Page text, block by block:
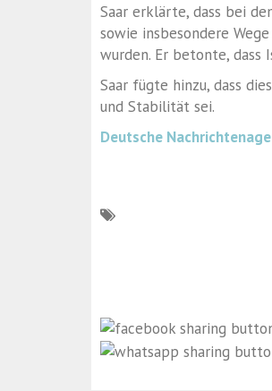
Saar erklärte, dass bei
sowie insbesondere
wurden. Er betonte, dass
Saar fügte hinzu, dass
und Stabilität sei.
Deutsche